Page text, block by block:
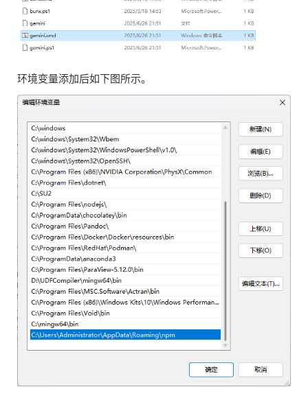
环境变量添加后如下图所示。